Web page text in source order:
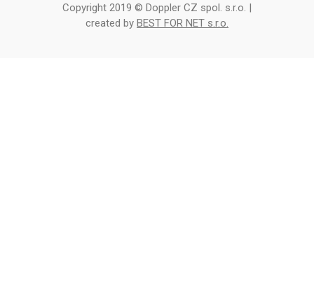
Copyright 2019 © Doppler CZ spol. s.r.o. |
created by BEST FOR NET s.r.o.